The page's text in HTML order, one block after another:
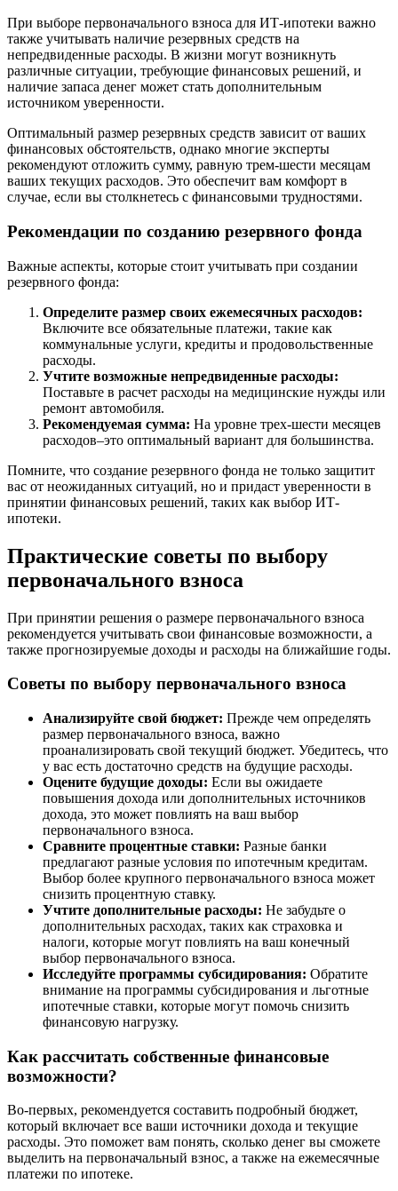
При выборе первоначального взноса для ИТ-ипотеки важно
также учитывать наличие резервных средств на
непредвиденные расходы. В жизни могут возникнуть
различные ситуации, требующие финансовых решений, и
наличие запаса денег может стать дополнительным
источником уверенности.
Оптимальный размер резервных средств зависит от ваших
финансовых обстоятельств, однако многие эксперты
рекомендуют отложить сумму, равную трем-шести месяцам
ваших текущих расходов. Это обеспечит вам комфорт в
случае, если вы столкнетесь с финансовыми трудностями.
Рекомендации по созданию резервного фонда
Важные аспекты, которые стоит учитывать при создании
резервного фонда:
Определите размер своих ежемесячных расходов:
Включите все обязательные платежи, такие как
коммунальные услуги, кредиты и продовольственные
расходы.
Учтите возможные непредвиденные расходы:
Поставьте в расчет расходы на медицинские нужды или
ремонт автомобиля.
Рекомендуемая сумма: На уровне трех-шести месяцев
расходов–это оптимальный вариант для большинства.
Помните, что создание резервного фонда не только защитит
вас от неожиданных ситуаций, но и придаст уверенности в
принятии финансовых решений, таких как выбор ИТ-
ипотеки.
Практические советы по выбору
первоначального взноса
При принятии решения о размере первоначального взноса
рекомендуется учитывать свои финансовые возможности, а
также прогнозируемые доходы и расходы на ближайшие годы.
Советы по выбору первоначального взноса
Анализируйте свой бюджет: Прежде чем определять
размер первоначального взноса, важно
проанализировать свой текущий бюджет. Убедитесь, что
у вас есть достаточно средств на будущие расходы.
Оцените будущие доходы: Если вы ожидаете
повышения дохода или дополнительных источников
дохода, это может повлиять на ваш выбор
первоначального взноса.
Сравните процентные ставки: Разные банки
предлагают разные условия по ипотечным кредитам.
Выбор более крупного первоначального взноса может
снизить процентную ставку.
Учтите дополнительные расходы: Не забудьте о
дополнительных расходах, таких как страховка и
налоги, которые могут повлиять на ваш конечный
выбор первоначального взноса.
Исследуйте программы субсидирования: Обратите
внимание на программы субсидирования и льготные
ипотечные ставки, которые могут помочь снизить
финансовую нагрузку.
Как рассчитать собственные финансовые
возможности?
Во-первых, рекомендуется составить подробный бюджет,
который включает все ваши источники дохода и текущие
расходы. Это поможет вам понять, сколько денег вы сможете
выделить на первоначальный взнос, а также на ежемесячные
платежи по ипотеке.